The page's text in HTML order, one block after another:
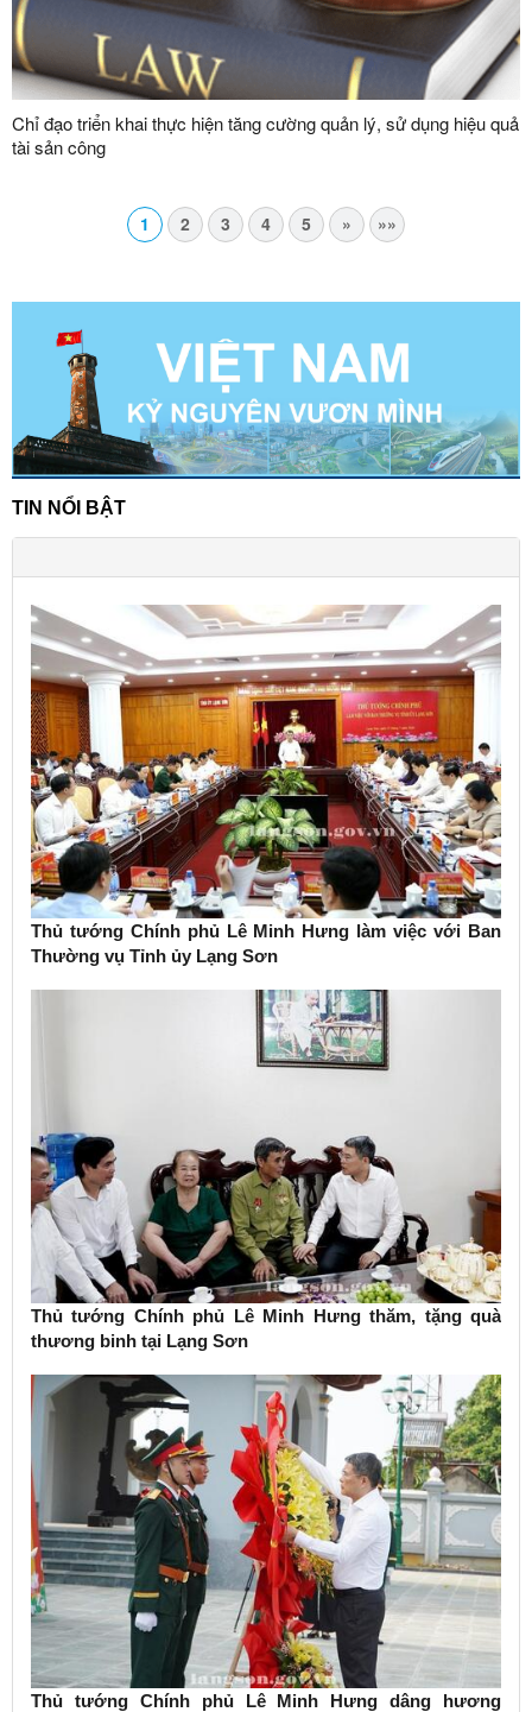
Chỉ đạo triển khai thực hiện tăng cường quản lý, sử dụng hiệu quả
tài sản công
1 2 3 4 5 » »»
TIN NỔI BẬT
Thủ tướng Chính phủ Lê Minh Hưng làm việc với Ban
Thường vụ Tỉnh ủy Lạng Sơn
Thủ tướng Chính phủ Lê Minh Hưng thăm, tặng quà
thương binh tại Lạng Sơn
Thủ tướng Chính phủ Lê Minh Hưng dâng hương